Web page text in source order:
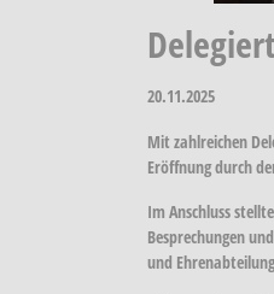
20.11.2025
Mit zahlreichen
Eröffnung durch
Im Anschluss
Besprechungen
und